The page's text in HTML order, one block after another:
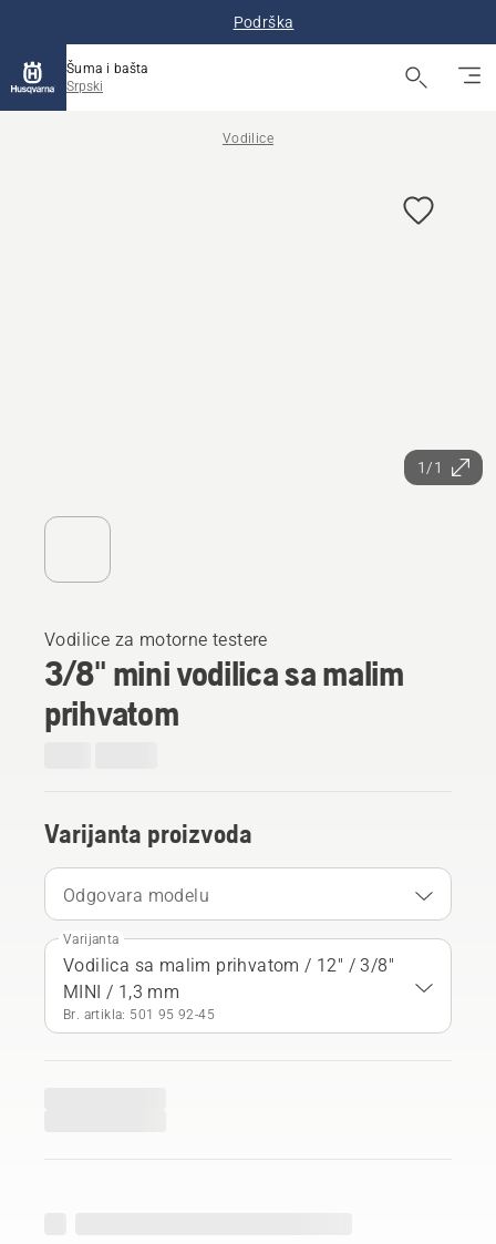
Podrška
Šuma i bašta
Srpski
Vodilice
1/1
Vodilice za motorne testere
3/8" mini vodilica sa malim
prihvatom
Varijanta proizvoda
Odgovara modelu
Varijanta
Vodilica sa malim prihvatom / 12" / 3/8"
MINI / 1,3 mm
Br. artikla: 501 95 92‑45